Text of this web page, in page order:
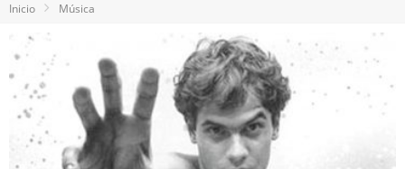
Inicio Música